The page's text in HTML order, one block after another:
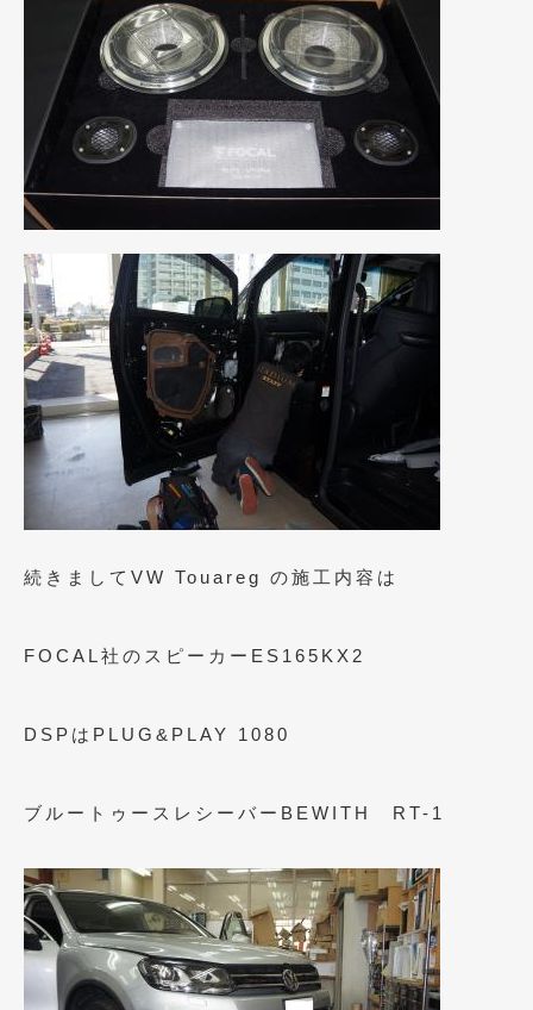
2010年7月(5)
2010年6月(5)
2010年5月(12)
2010年4月 (3)
2010年3月(2)
2010年1月(12)
2009年12月(7)
2009年11月 (7)
2009年10月 (6)
2009年9月(5)
2009年8月(9)
2009年7月(6)
続きましてVW Touareg の施工内容は
FOCAL社のスピーカーES165KX2
DSPはPLUG&PLAY 1080
ブルートゥースレシーバーBEWITH RT-1